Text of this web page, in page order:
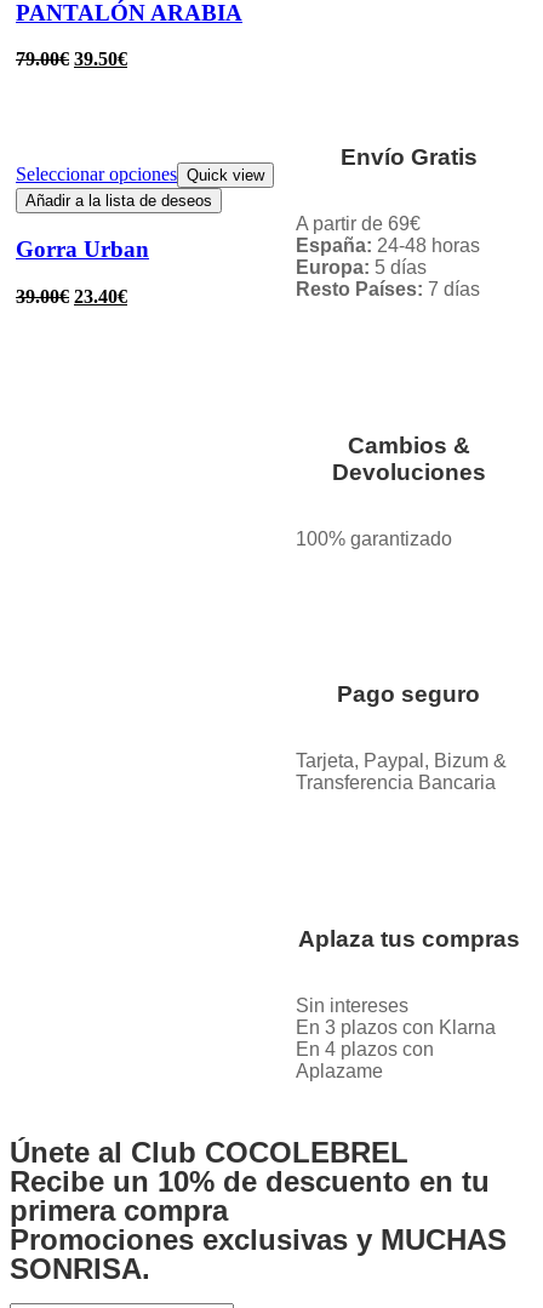
PANTALÓN ARABIA
79.00€ 39.50€
Seleccionar opciones Quick view
Añadir a la lista de deseos
Gorra Urban
39.00€ 23.40€
Envío Gratis
A partir de 69€
España: 24-48 horas
Europa: 5 días
Resto Países: 7 días
Cambios &
Devoluciones
100% garantizado
Pago seguro
Tarjeta, Paypal, Bizum &
Transferencia Bancaria
Aplaza tus compras
Sin intereses
En 3 plazos con Klarna
En 4 plazos con
Aplazame
Únete al Club COCOLEBREL
Recibe un 10% de descuento en tu
primera compra
Promociones exclusivas y MUCHAS
SONRISA.